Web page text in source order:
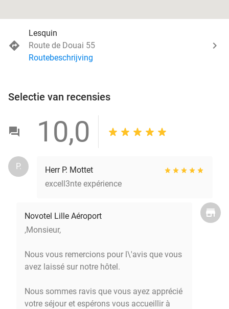
Lesquin
Route de Douai 55
Routebeschrijving
Selectie van recensies
10,0
P.
Herr P. Mottet
excell3nte expérience
Novotel Lille Aéroport
,Monsieur,
Nous vous remercions pour l\'avis que vous
avez laissé sur notre hôtel.
Nous sommes ravis que vous ayez apprécié
votre séjour et espérons vous accueillir à